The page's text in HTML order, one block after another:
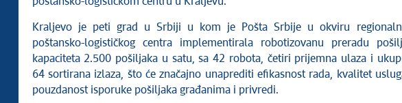
Kraljevo je peti grad u Srbiji u kom je Pošta Srbije u okviru
poštansko-logističkog centra implementirala robotizovanu preradu
kapaciteta 2.500 pošiljaka u satu, sa 42 robota, četiri prijemna ulaza i
64 sortirana izlaza, što će značajno unaprediti efikasnost rada, kvalitet
pouzdanost isporuke pošiljaka građanima i privredi.